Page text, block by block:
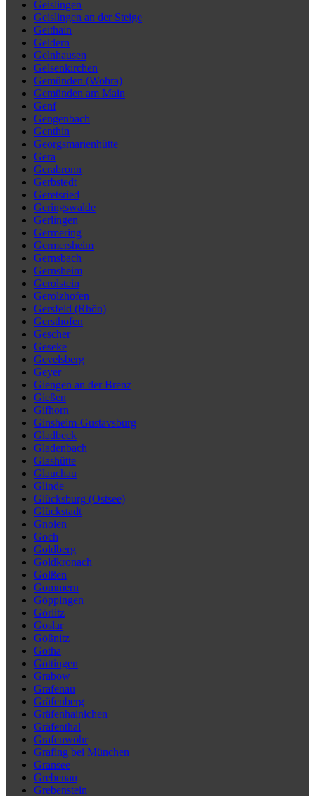
Geislingen
Geislingen an der Steige
Geithain
Geldern
Gelnhausen
Gelsenkirchen
Gemünden (Wohra)
Gemünden am Main
Genf
Gengenbach
Genthin
Georgsmarienhütte
Gera
Gerabronn
Gerbstedt
Geretsried
Geringswalde
Gerlingen
Germering
Germersheim
Gernsbach
Gernsheim
Gerolstein
Gerolzhofen
Gersfeld (Rhön)
Gersthofen
Gescher
Geseke
Gevelsberg
Geyer
Giengen an der Brenz
Gießen
Gifhorn
Ginsheim-Gustavsburg
Gladbeck
Gladenbach
Glashütte
Glauchau
Glinde
Glücksburg (Ostsee)
Glückstadt
Gnoien
Goch
Goldberg
Goldkronach
Golßen
Gommern
Göppingen
Görlitz
Goslar
Gößnitz
Gotha
Göttingen
Grabow
Grafenau
Gräfenberg
Gräfenhainichen
Gräfenthal
Grafenwöhr
Grafing bei München
Gransee
Grebenau
Grebenstein